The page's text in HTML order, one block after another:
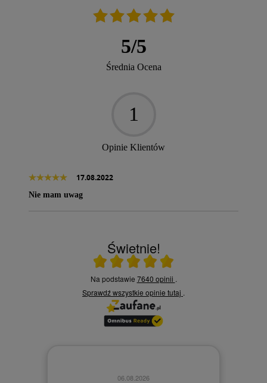
5/5
Średnia Ocena
1
Opinie Klientów
17.08.2022
Nie mam uwag
Świetnie!
Ocena średnia 5 na 5
Na podstawie 7640 opinii .
Sprawdź wszystkie opinie tutaj .
06.08.2026